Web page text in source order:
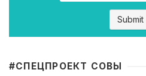
#CПЕЦПРОЕКТ СОВЫ